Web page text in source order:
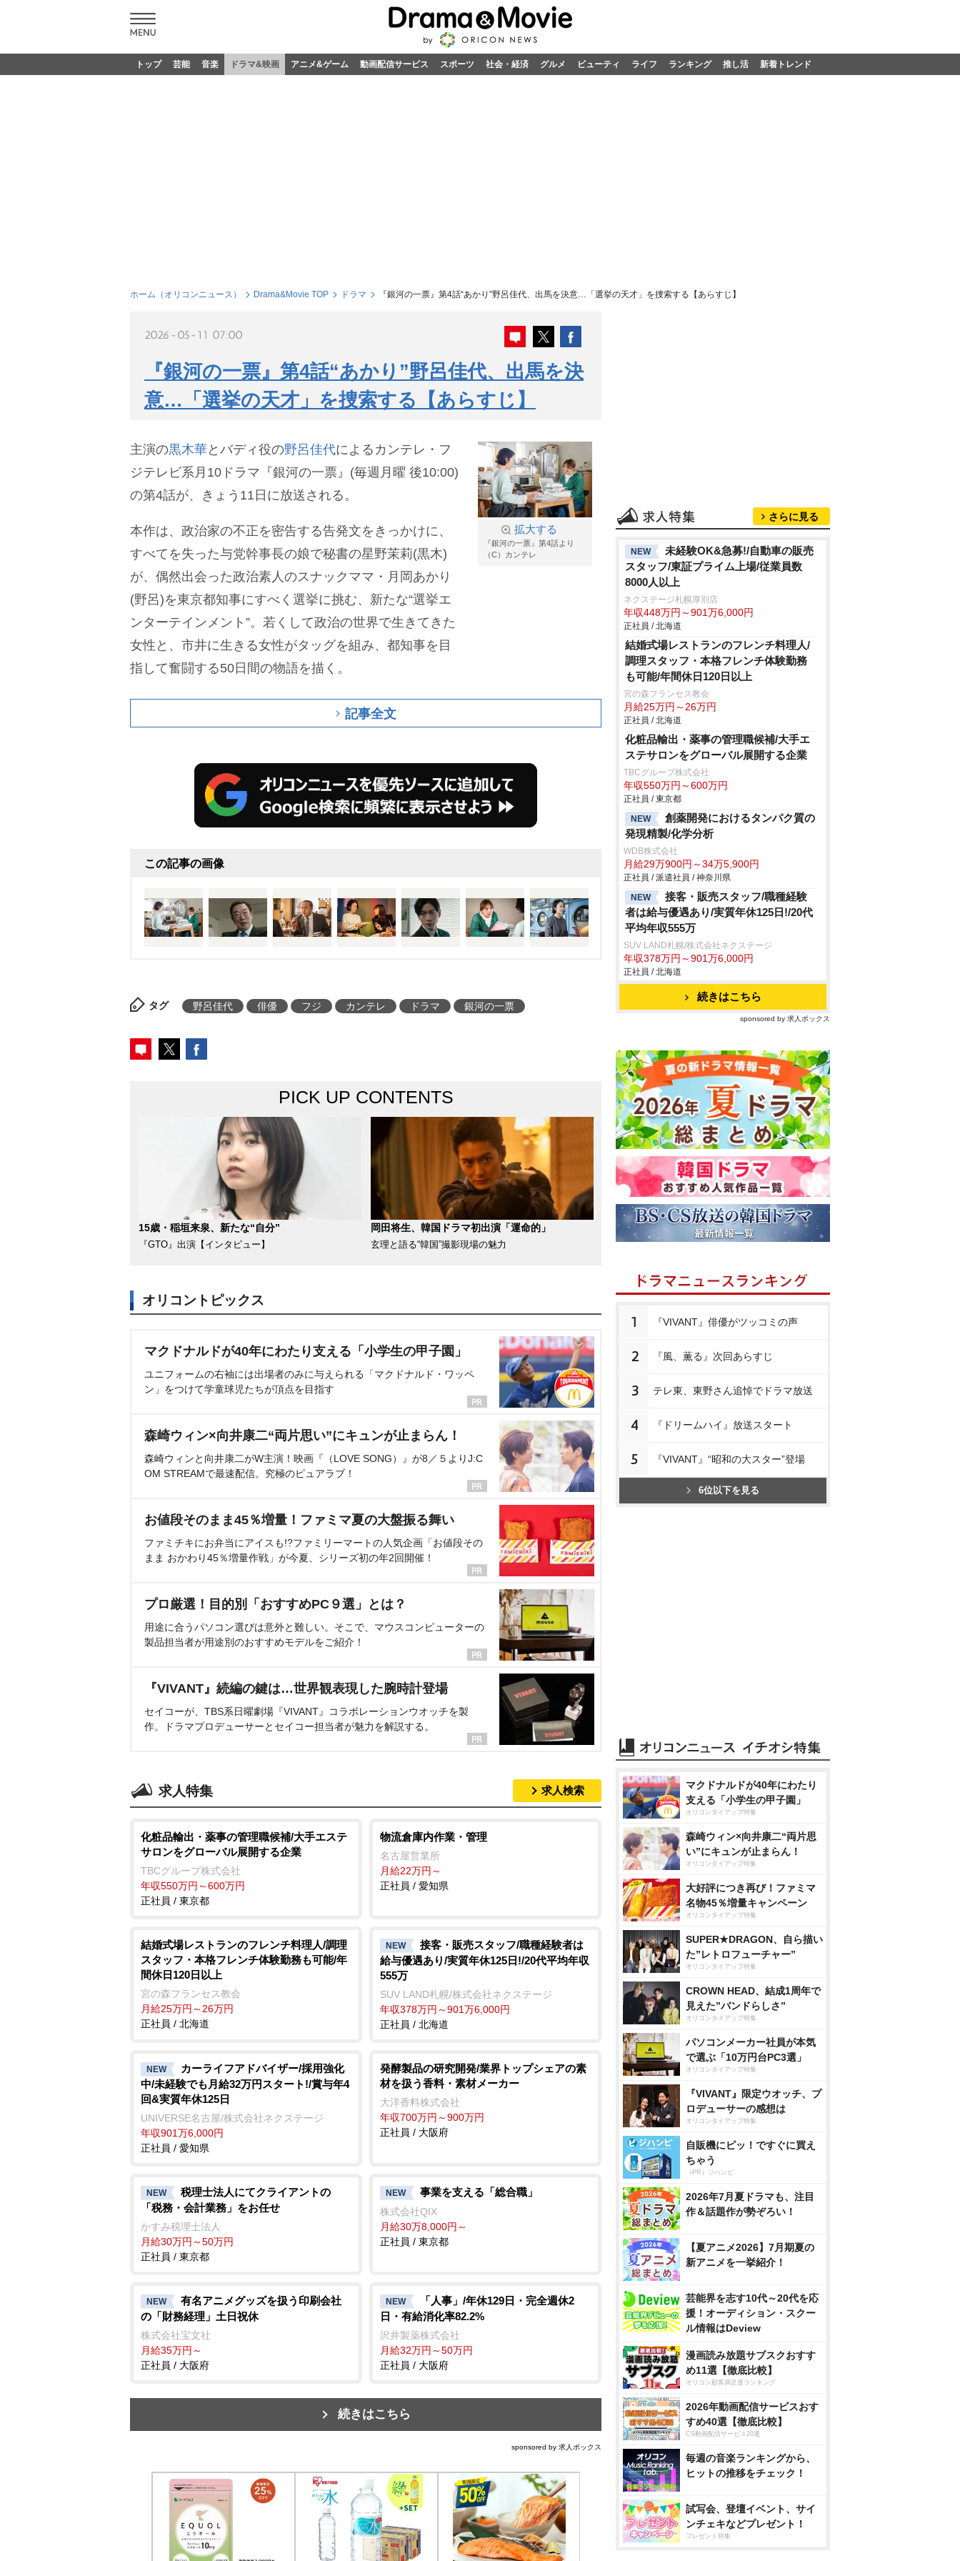
トップ 芸能 音楽 ドラマ&映画 アニメ&ゲーム 動画配信サービス スポーツ 社会・経済 グルメ ビューティ ライフ ランキング 推し活 新着トレンド
ホーム（オリコンニュース） Drama&Movie TOP ドラマ 『銀河の一票』第4話“あかり”野呂佳代、出馬を決意…「選挙の天才」を捜索する【あらすじ】
2026-05-11 07:00
『銀河の一票』第4話“あかり”野呂佳代、出馬を決
意…「選挙の天才」を捜索する【あらすじ】
拡大する
『銀河の一票』第4話より
（C）カンテレ
主演の黒木華とバディ役の野呂佳代によるカンテレ・フ
ジテレビ系月10ドラマ『銀河の一票』(毎週月曜 後10:00)
の第4話が、きょう11日に放送される。
本作は、政治家の不正を密告する告発文をきっかけに、
すべてを失った与党幹事長の娘で秘書の星野茉莉(黒木)
が、偶然出会った政治素人のスナックママ・月岡あかり
(野呂)を東京都知事にすべく選挙に挑む、新たな“選挙エ
ンターテインメント”。若くして政治の世界で生きてきた
女性と、市井に生きる女性がタッグを組み、都知事を目
指して奮闘する50日間の物語を描く。
記事全文
この記事の画像
タグ 野呂佳代 俳優 フジ カンテレ ドラマ 銀河の一票
PICK UP CONTENTS
15歳・稲垣来泉、新たな“自分”
『GTO』出演【インタビュー】
岡田将生、韓国ドラマ初出演「運命的」
玄理と語る“韓国”撮影現場の魅力
オリコントピックス
マクドナルドが40年にわたり支える「小学生の甲子園」
ユニフォームの右袖には出場者のみに与えられる「マクドナルド・ワッペ
ン」をつけて学童球児たちが頂点を目指す
森崎ウィン×向井康二“両片思い”にキュンが止まらん！
森崎ウィンと向井康二がW主演！映画『（LOVE SONG）』が8／５よりJ:C
OM STREAMで最速配信。究極のピュアラブ！
お値段そのまま45％増量！ファミマ夏の大盤振る舞い
ファミチキにお弁当にアイスも!?ファミリーマートの人気企画「お値段その
まま おかわり45％増量作戦」が今夏、シリーズ初の年2回開催！
プロ厳選！目的別「おすすめPC９選」とは？
用途に合うパソコン選びは意外と難しい。そこで、マウスコンピューターの
製品担当者が用途別のおすすめモデルをご紹介！
『VIVANT』続編の鍵は…世界観表現した腕時計登場
セイコーが、TBS系日曜劇場『VIVANT』コラボレーションウオッチを製
作。ドラマプロデューサーとセイコー担当者が魅力を解説する。
求人特集 求人検索
化粧品輸出・薬事の管理職候補/大手エステ
サロンをグローバル展開する企業
TBCグループ株式会社
年収550万円～600万円
正社員 / 東京都
物流倉庫内作業・管理
名古屋営業所
月給22万円～
正社員 / 愛知県
結婚式場レストランのフレンチ料理人/調理
スタッフ・本格フレンチ体験勤務も可能/年
間休日120日以上
宮の森フランセス教会
月給25万円～26万円
正社員 / 北海道
NEW
接客・販売スタッフ/職種経験者は
給与優遇あり/実質年休125日!/20代平均年収
555万
SUV LAND札幌/株式会社ネクステージ
年収378万円～901万6,000円
正社員 / 北海道
NEW
カーライフアドバイザー/採用強化
中/未経験でも月給32万円スタート!/賞与年4
回&実質年休125日
UNIVERSE名古屋/株式会社ネクステージ
年収901万6,000円
正社員 / 愛知県
発酵製品の研究開発/業界トップシェアの素
材を扱う香料・素材メーカー
大洋香料株式会社
年収700万円～900万円
正社員 / 大阪府
NEW
税理士法人にてクライアントの
「税務・会計業務」をお任せ
かすみ税理士法人
月給30万円～50万円
正社員 / 東京都
NEW 事業を支える「総合職」
株式会社QIX
月給30万8,000円～
正社員 / 東京都
NEW
有名アニメグッズを扱う印刷会社
の「財務経理」土日祝休
株式会社宝文社
月給35万円～
正社員 / 大阪府
NEW
「人事」/年休129日・完全週休2
日・有給消化率82.2%
沢井製薬株式会社
月給32万円～50万円
正社員 / 大阪府
続きはこちら
sponsored by 求人ボックス
さらに見る
NEW
未経験OK&急募!/自動車の販売
スタッフ/東証プライム上場/従業員数
8000人以上
ネクステージ札幌厚別店
年収448万円～901万6,000円
正社員 / 北海道
結婚式場レストランのフレンチ料理人/
調理スタッフ・本格フレンチ体験勤務
も可能/年間休日120日以上
宮の森フランセス教会
月給25万円～26万円
正社員 / 北海道
化粧品輸出・薬事の管理職候補/大手エ
ステサロンをグローバル展開する企業
TBCグループ株式会社
年収550万円～600万円
正社員 / 東京都
NEW
創薬開発におけるタンパク質の
発現精製/化学分析
WDB株式会社
月給29万900円～34万5,900円
正社員 / 派遣社員 / 神奈川県
NEW
接客・販売スタッフ/職種経験
者は給与優遇あり/実質年休125日!/20代
平均年収555万
SUV LAND札幌/株式会社ネクステージ
年収378万円～901万6,000円
正社員 / 北海道
続きはこちら
sponsored by 求人ボックス
1 『VIVANT』俳優がツッコミの声
2 『風、薫る』次回あらすじ
3 テレ東、東野さん追悼でドラマ放送
4 『ドリームハイ』放送スタート
5 『VIVANT』“昭和の大スター”登場
6位以下を見る
マクドナルドが40年にわたり
支える「小学生の甲子園」
オリコンタイアップ特集
森崎ウィン×向井康二“両片思
い”にキュンが止まらん！
オリコンタイアップ特集
大好評につき再び！ファミマ
名物45％増量キャンペーン
オリコンタイアップ特集
SUPER★DRAGON、自ら描い
た”レトロフューチャー”
オリコンタイアップ特集
CROWN HEAD、結成1周年で
見えた”バンドらしさ”
オリコンタイアップ特集
パソコンメーカー社員が本気
で選ぶ「10万円台PC3選」
オリコンタイアップ特集
『VIVANT』限定ウオッチ、プ
ロデューサーの感想は
オリコンタイアップ特集
自販機にピッ！ですぐに買え
ちゃう
（PR）ジハンピ
2026年7月夏ドラマも、注目
作＆話題作が勢ぞろい！
【夏アニメ2026】7月期夏の
新アニメを一挙紹介！
芸能界を志す10代～20代を応
援！オーディション・スクー
ル情報はDeview
漫画読み放題サブスクおすす
め11選【徹底比較】
オリコン顧客満足度ランキング
2026年動画配信サービスおす
すめ40選【徹底比較】
CS動画配信サービス20選
毎週の音楽ランキングから、
ヒットの推移をチェック！
試写会、登壇イベント、サイ
ンチェキなどプレゼント！
プレゼント特集